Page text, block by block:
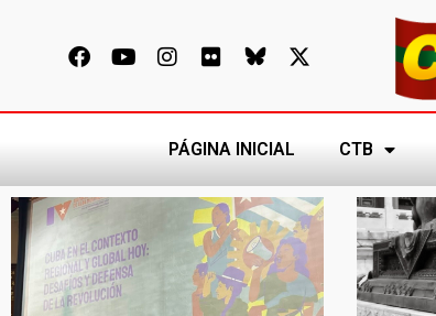
PÁGINA INICIAL CTB